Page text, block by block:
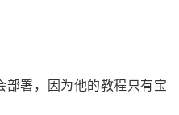
部署，因为他的教程只有宝